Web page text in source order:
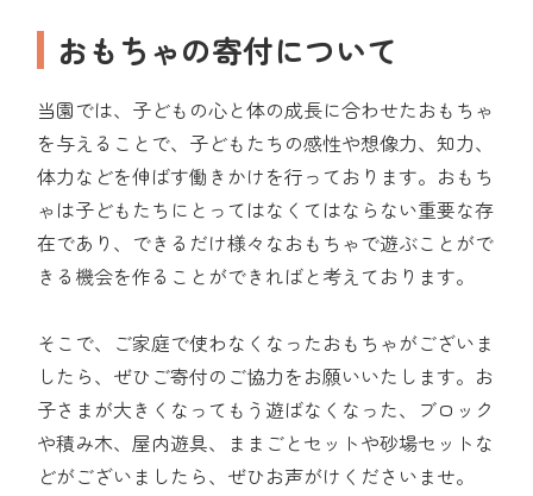
おもちゃの寄付について
当園では、子どもの心と体の成長に合わせたおもちゃ
を与えることで、子どもたちの感性や想像力、知力、
体力などを伸ばす働きかけを行っております。おもち
ゃは子どもたちにとってはなくてはならない重要な存
在であり、できるだけ様々なおもちゃで遊ぶことがで
きる機会を作ることができればと考えております。
そこで、ご家庭で使わなくなったおもちゃがございま
したら、ぜひご寄付のご協力をお願いいたします。お
子さまが大きくなってもう遊ばなくなった、ブロック
や積み木、屋内遊具、ままごとセットや砂場セットな
どがございましたら、ぜひお声がけくださいませ。